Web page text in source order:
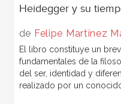
Heidegger y su
de Felipe Martínez
El libro constituye un
fundamentales de la
del ser, identidad y
realizado por un